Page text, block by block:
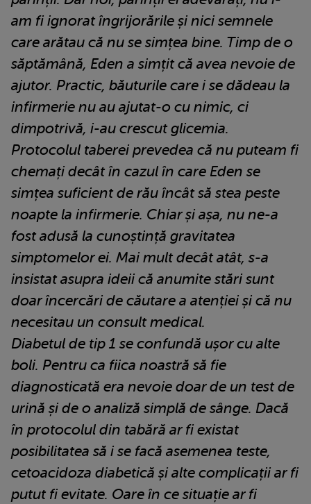
am fi ignorat îngrijorările și nici semnele
care arătau că nu se simțea bine. Timp de o
săptămână, Eden a simțit că avea nevoie de
ajutor. Practic, băuturile care i se dădeau la
infirmerie nu au ajutat-o cu nimic, ci
dimpotrivă, i-au crescut glicemia.
Protocolul taberei prevedea că nu puteam fi
chemați decât în cazul în care Eden se
simțea suficient de rău încât să stea peste
noapte la infirmerie. Chiar și așa, nu ne-a
fost adusă la cunoștință gravitatea
simptomelor ei. Mai mult decât atât, s-a
insistat asupra ideii că anumite stări sunt
doar încercări de căutare a atenției și că nu
necesitau un consult medical.
Diabetul de tip 1 se confundă ușor cu alte
boli. Pentru ca fiica noastră să fie
diagnosticată era nevoie doar de un test de
urină și de o analiză simplă de sânge. Dacă
în protocolul din tabără ar fi existat
posibilitatea să i se facă asemenea teste,
cetoacidoza diabetică și alte complicații ar fi
putut fi evitate. Oare în ce situație ar fi